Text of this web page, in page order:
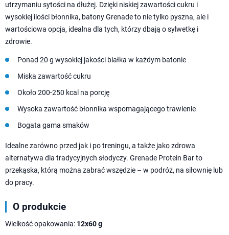
utrzymaniu sytości na dłużej. Dzięki niskiej zawartości cukru i
wysokiej ilości błonnika, batony Grenade to nie tylko pyszna, ale i
wartościowa opcja, idealna dla tych, którzy dbają o sylwetkę i
zdrowie.
Ponad 20 g wysokiej jakości białka w każdym batonie
Miska zawartość cukru
Około 200-250 kcal na porcję
Wysoka zawartość błonnika wspomagającego trawienie
Bogata gama smaków
Idealne zarówno przed jak i po treningu, a także jako zdrowa
alternatywa dla tradycyjnych słodyczy. Grenade Protein Bar to
przekąska, którą można zabrać wszędzie – w podróż, na siłownię lub
do pracy.
O produkcie
Wielkość opakowania: 12x60g